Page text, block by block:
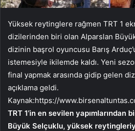
Yüksek reytinglere rağmen TRT 1
dizilerinden biri olan Alparslan
dizinin başrol oyuncusu Barış
istemesiyle ikilemde kaldı. Yeni
final yapmak arasında gidip gelen
açıklama geldi.
Kaynak:https://
TRT 1’in en sevilen yapımlarından
Büyük Selçuklu, yüksek